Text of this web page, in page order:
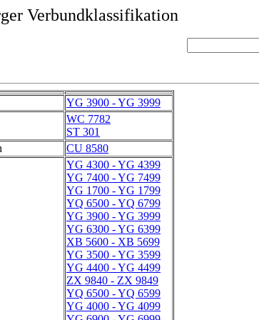
Verbundklassifikation
YG 3900 - YG 3999
WC 7782
ST 301
CU 8580
YG 4300 - YG 4399
YG 7400 - YG 7499
YG 1700 - YG 1799
YQ 6500 - YQ 6799
YG 3900 - YG 3999
YG 6300 - YG 6399
XB 5600 - XB 5699
YG 3500 - YG 3599
YG 4400 - YG 4499
ZX 9840 - ZX 9849
YQ 6500 - YQ 6599
YG 4000 - YG 4099